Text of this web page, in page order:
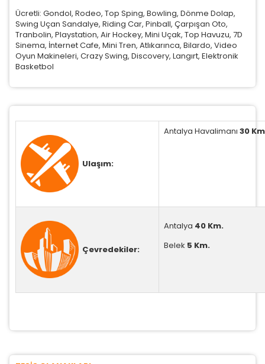
Pazarlama Çerezleri
Size ve ilgi alanlarınıza uygun reklamlar göstermek için
Kapatırsanız reklamları görmeye devam edersiniz, ancak
alakalı olabilirler.
Tercihleri Kaydet
Ücretli: Gondol, Rodeo, Top Sping, Bowling, Dönme Dolap,
Swing Uçan Sandalye, Riding Car, Pinball, Çarpışan Oto,
Tranbolin, Playstation, Air Hockey, Mini Uçak, Top Havuzu, 7D
Sinema, İnternet Cafe, Mini Tren, Atlıkarınca, Bilardo, Video
Oyun Makineleri, Crazy Swing, Discovery, Langırt, Elektronik
Basketbol
Ulaşım:
Antalya Havalimanı 30
Çevredekiler:
Antalya 40 Km.
Belek 5 Km.